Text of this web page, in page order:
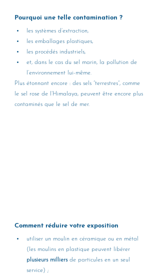
Pourquoi une telle contamination ?
les systèmes d’extraction,
les emballages plastiques,
les procédés industriels,
et, dans le cas du sel marin, la pollution de
l’environnement lui-même.
Plus étonnant encore : des sels “terrestres”, comme
le sel rose de l’Himalaya, peuvent être encore plus
contaminés que le sel de mer.
Comment réduire votre exposition
utiliser un moulin en céramique ou en métal
(les moulins en plastique peuvent libérer
plusieurs milliers de particules en un seul
service) ;